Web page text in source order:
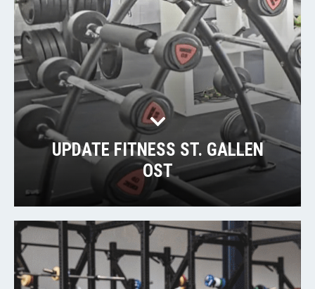
UPDATE FITNESS ST. GALLEN
OST